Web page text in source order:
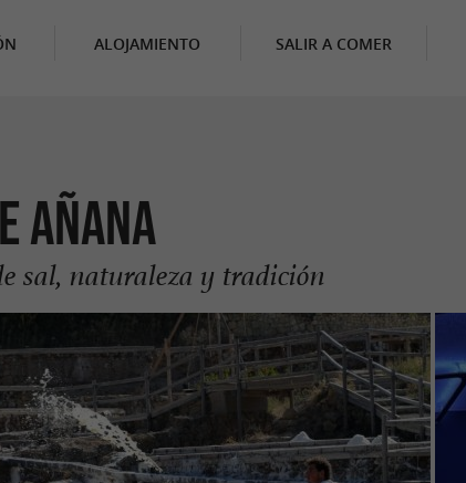
ALOJAMIENTO SALIR A COMER
Añana
sal, naturaleza y tradición